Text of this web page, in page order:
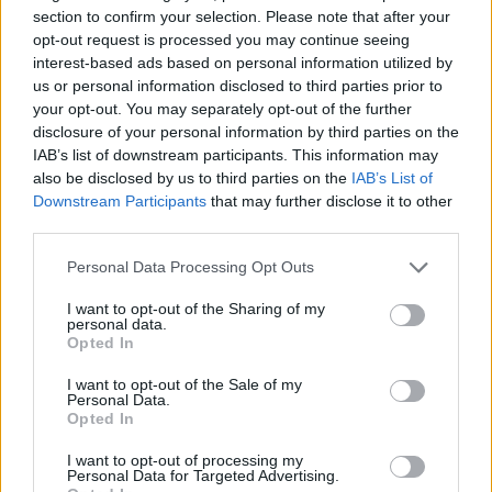
section to confirm your selection. Please note that after your
opt-out request is processed you may continue seeing
interest-based ads based on personal information utilized by
us or personal information disclosed to third parties prior to
your opt-out. You may separately opt-out of the further
disclosure of your personal information by third parties on the
IAB’s list of downstream participants. This information may
also be disclosed by us to third parties on the IAB’s List of
Downstream Participants that may further disclose it to other
Personal Data Processing Opt Outs
I want to opt-out of the Sharing of my
personal data.
Opted In
I want to opt-out of the Sale of my
Personal Data.
Opted In
I want to opt-out of processing my
Personal Data for Targeted Advertising.
Akko fórum
péntek, 20:42
Toka
EURHUF és minden más
péntek, 20:03
TheSnake2020
Wizz Air részvényesek topikja
FTL85
Waberers
péntek, 17:35
zeed77
péntek, 17:16
Appeninn topik
Colombo
Ukrajna finomítókat, Oroszország